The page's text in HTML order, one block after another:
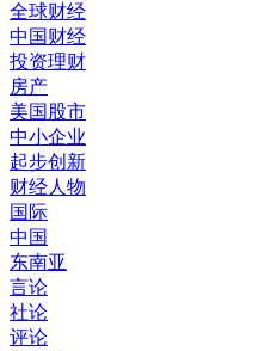
全球财经
中国财经
投资理财
房产
美国股市
中小企业
起步创新
财经人物
国际
中国
东南亚
言论
社论
评论